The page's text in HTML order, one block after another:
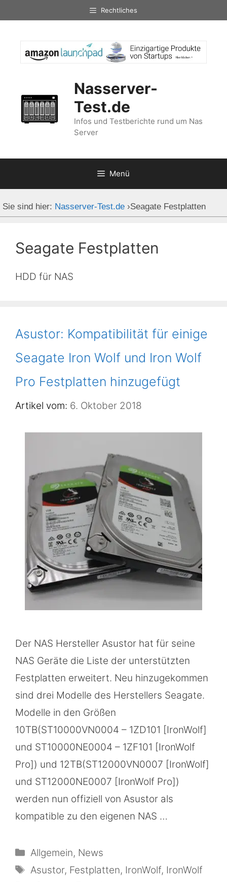
Rechtliches
Nasserver-
Test.de
Infos und Testberichte rund um Nas
Server
Menü
Sie sind hier: Nasserver-Test.de ›Seagate Festplatten
Seagate Festplatten
HDD für NAS
Asustor: Kompatibilität für einige
Seagate Iron Wolf und Iron Wolf
Pro Festplatten hinzugefügt
6. Oktober 2018
Der NAS Hersteller Asustor hat für seine
NAS Geräte die Liste der unterstützten
Festplatten erweitert. Neu hinzugekommen
sind drei Modelle des Herstellers Seagate.
Modelle in den Größen
10TB(ST10000VN0004 – 1ZD101 [IronWolf]
und ST10000NE0004 – 1ZF101 [IronWolf
Pro]) und 12TB(ST12000VN0007 [IronWolf]
und ST12000NE0007 [IronWolf Pro])
werden nun offiziell von Asustor als
kompatible zu den eigenen NAS …
Kategorien
Allgemein, News
Schlagwörter
Asustor, Festplatten, IronWolf, IronWolf